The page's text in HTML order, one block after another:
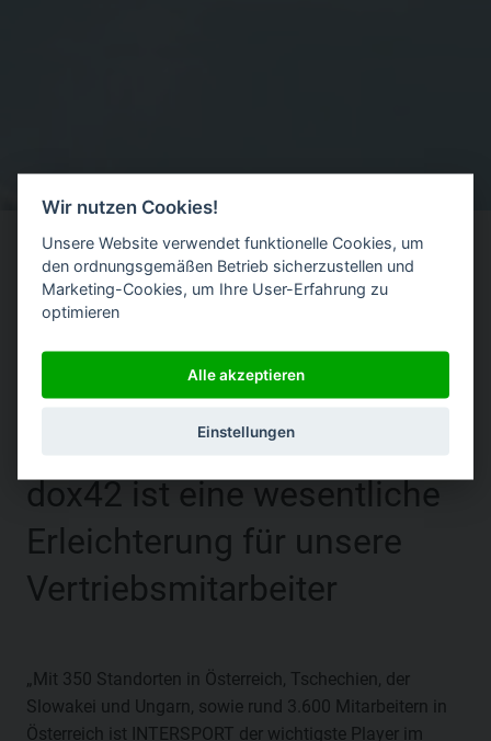
|
dox42 ist eine wesentliche
Erleichterung für unsere
Vertriebsmitarbeiter
„Mit 350 Standorten in Österreich, Tschechien, der
Slowakei und Ungarn, sowie rund 3.600 Mitarbeitern in
Österreich ist INTERSPORT der wichtigste Player im
Wir nutzen Cookies!
Unsere Website verwendet funktionelle Cookies, um
den ordnungsgemäßen Betrieb sicherzustellen und
Marketing-Cookies, um Ihre User-Erfahrung zu
optimieren
Alle akzeptieren
Einstellungen